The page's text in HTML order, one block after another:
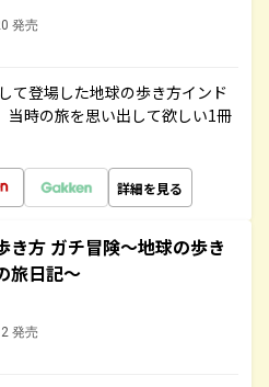
発売
て登場した地球の歩き方インド
時の旅を思い出して欲しい1冊
詳細を見る
き方 ガチ冒険～地球の歩き
旅日記～
発売